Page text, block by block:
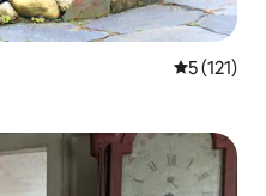
คะแนนเฉลี่
5 (121)